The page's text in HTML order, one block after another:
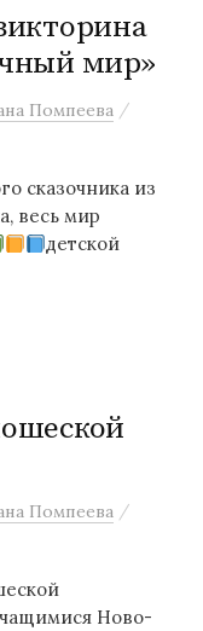
мир»
Помпеева /
сказочника из
весь мир
детской
Помпеева /
Ново-